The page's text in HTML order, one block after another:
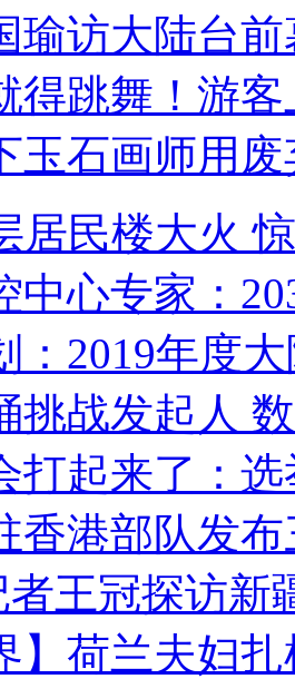
瑜访大陆台
得跳舞！游客
玉石画师用
居民楼大火
中心专家：
：2019年度
挑战发起人
打起来了：
香港部队发
者王冠探访新
】荷兰夫妇